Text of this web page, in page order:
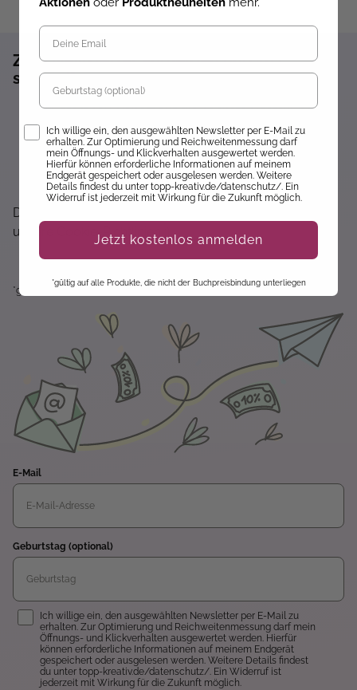
Zum Newsletter anmelden und 10%
sparen!*
Sofort 10% Rabatt auf die nächste Bestellung
Exklusive Angebote erhalten
Gratisanleitungen per Newsletter erhalten
Keine Rabatt-Aktion mehr verpassen
Über Neuheiten informiert werden
Dir wird hier nichts angezeigt? Dann akzeptiere bitte
unsere Cookie-Richtlinien :)
*gültig auf alle Produkte, die nicht der Buchpreisbindung unterliegen.
E-Mail
Geburtstag (optional)
Einwilligung
Ich willige ein, den ausgewählten Newsletter per E-Mail zu
erhalten. Zur Optimierung und Reichweitenmessung darf mein
Öffnungs- und Klickverhalten ausgewertet werden. Hierfür
können erforderliche Informationen auf meinem Endgerät
gespeichert oder ausgelesen werden. Weitere Details findest
du unter topp-kreativ.de/datenschutz/. Ein Widerruf ist
jederzeit mit Wirkung für die Zukunft möglich.
Geburtstag
Opt-InIch willige ein, den ausgewählten Newsletter per E-Mail zu
erhalten. Zur Optimierung und Reichweitenmessung darf
mein Öffnungs- und Klickverhalten ausgewertet werden.
Hierfür können erforderliche Informationen auf meinem
Endgerät gespeichert oder ausgelesen werden. Weitere
Details findest du unter topp-kreativ.de/datenschutz/. Ein
Widerruf ist jederzeit mit Wirkung für die Zukunft möglich.
Jetzt kostenlos anmelden
*gültig auf alle Produkte, die nicht der Buchpreisbindung unterliegen